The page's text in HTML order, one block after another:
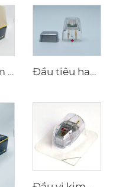
Mẹo Sylfirm X vi kim rf XE-25 Đầu tiêu hao điện cực lưỡng cực vi kim RF Scarlet S, 25 châm